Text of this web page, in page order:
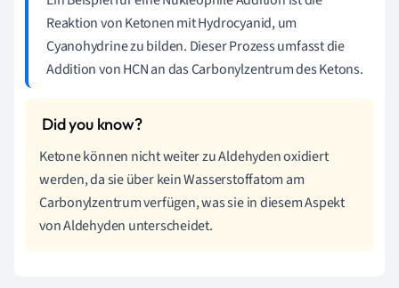
Reaktion von Ketonen mit Hydrocyanid, um
Cyanohydrine zu bilden. Dieser Prozess umfasst die
Addition von HCN an das Carbonylzentrum des Ketons.
Ketone können nicht weiter zu Aldehyden oxidiert
werden, da sie über kein Wasserstoffatom am
Carbonylzentrum verfügen, was sie in diesem Aspekt
von Aldehyden unterscheidet.